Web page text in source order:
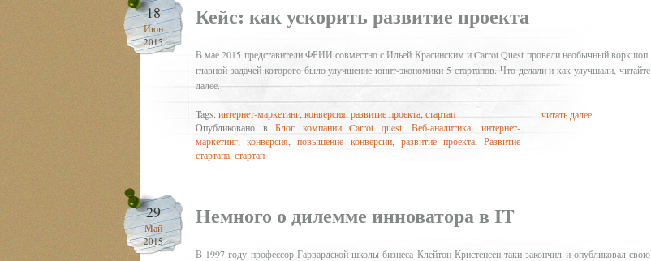
18
Июн
2015
Кейс: как ускорить развитие проекта
В мае 2015 представители ФРИИ совместно с Ильей Красинским и Carrot Quest провели необычный воркшоп,
главной задачей которого было улучшение юнит-экономики 5 стартапов. Что делали и как улучшали, читайте
далее.
Tags:интернет-маркетинг конверсия развитие проекта, стартап
Опубликовано вБлог компании Carrot quest,Веб-аналитика ,интернет-
маркетинг ,конверсия ,повышение конверсии, развитие проекта,Развитие
стартапа стартап
читать далее
29
Май
2015
Немного о дилемме инноватора в IT
В 1997 году профессор Гарвардской школы бизнеса Клейтон Кристенсен таки закончил и опубликовал свою